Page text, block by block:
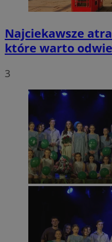
Najciekawsze
które warto
3